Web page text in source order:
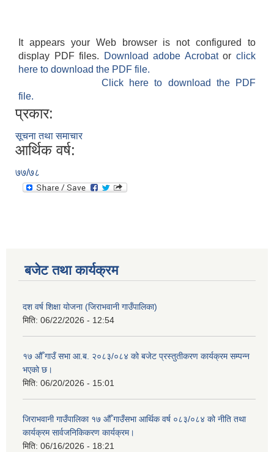
It appears your Web browser is not configured to
display PDF files.
Download adobe Acrobatorclick
here to download the PDF file.
Click here to download the PDF
file.
प्रकार:
सूचना तथा समाचार
आर्थिक वर्ष:
७७/७८
बजेट तथा कार्यक्रम
दश वर्ष शिक्षा योजना (जिराभवानी गाउँपालिका)
मिति: 06/22/2026 - 12:54
१७ औँ गाउँ सभा आ.ब. २०८३/०८४ को बजेट प्रस्तुतीकरण कार्यक्रम सम्पन्न
भएको छ।
मिति: 06/20/2026 - 15:01
जिराभवानी गाउँपालिका १७ औँ गाउँसभा आर्थिक वर्ष ०८३/०८४ को नीति तथा
कार्यक्रम सार्वजनिकिकरण कार्यक्रम।
मिति: 06/16/2026 - 18:21